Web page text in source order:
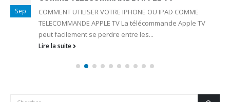
Sep
COMMENT UTILISER VOTRE IPHONE OU IPAD COMME
TELECOMMANDE APPLE TV La télécommande Apple TV
peut facilement se perdre entre les...
Lire la suite